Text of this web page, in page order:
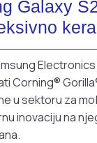
Galaxy
Corning®
u sektoru za
inovaciju na